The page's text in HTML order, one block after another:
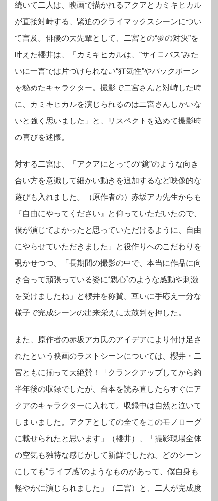
続いて二人は、映画で描かれるアクアとカミキヒカル
が直接対峙する、緊迫のクライマックスシーンについ
て言及。俳優の大先輩として、二宮との“夢の対決”を
叶えた櫻井は、「カミキヒカルは、“サイコパス”みた
いに一言では片づけられない“狂気性”やバックボーン
を秘めたキャラクター。撮影で二宮さんと対峙した時
に、カミキヒカルを演じられるのは二宮さんしかいな
いと強く思いました」と、リスペクトを込めて撮影時
の喜びを述懐。
対する二宮は、「アクアにとっての“鏡”のような向き
合い方を意識して細かい動きを追加するなど映像的な
遊びも入れました。（原作者の）赤坂アカ先生からも
『自由にやってください』と仰っていただいたので、
僕が演じてよかったと思っていただけるように、自由
にやらせていただきました」と役作りへのこだわりを
覗かせつつ、「長期間の撮影の中で、本当に作品に向
き合って頑張っている姿に“親心”のような感動や刺激
を受けましたね」と櫻井を称賛。 互いに手応え十分な
様子で完成シーンの出来栄えに太鼓判を押した。
また、原作者の赤坂アカ氏のアイデアにより付け足さ
れたという映画のラストシーンについては、櫻井・二
宮ともに揃って大絶賛！「クランクアップしてから約
半年後の収録でしたが、台本を読み直したらすぐにア
クアのキャラクターに入れて。収録中は自然と泣いて
しまいました。アクアとしての全てをこのモノローグ
に載せられたと思います」（櫻井）、「撮影現場全体
の空気も独特な感じがして新鮮でしたね。どのシーン
にしても“ライブ感”のようなものがあって、僕自身も
軽やかに演じられました」（二宮）と、二人が完成度